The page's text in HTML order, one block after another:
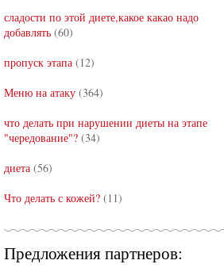
сладости по этой диете,какое какао надо
добавлять (60)
пропуск этапа (12)
Меню на атаку (364)
что делать при нарушении диеты на этапе
"чередование"? (34)
диета (56)
Что делать с кожей? (11)
Предложения партнеров: